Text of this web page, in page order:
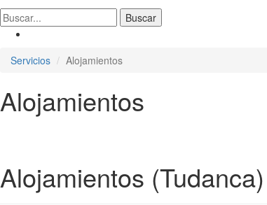
Servicios Alojamientos
Alojamientos
Alojamientos (Tudanca)